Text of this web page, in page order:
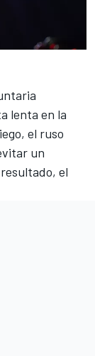
lenta en la
el ruso
un
el